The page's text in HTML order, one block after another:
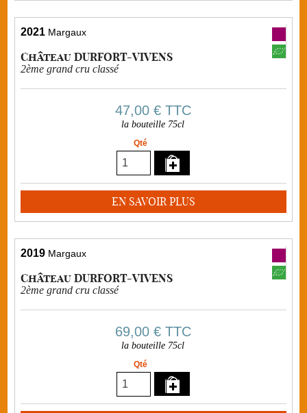
2021 Margaux
Château DURFORT-VIVENS
2ème grand cru classé
47,00 €TTC
la bouteille 75cl
Qté
EN SAVOIR PLUS
2019 Margaux
Château DURFORT-VIVENS
2ème grand cru classé
69,00 €TTC
la bouteille 75cl
Qté